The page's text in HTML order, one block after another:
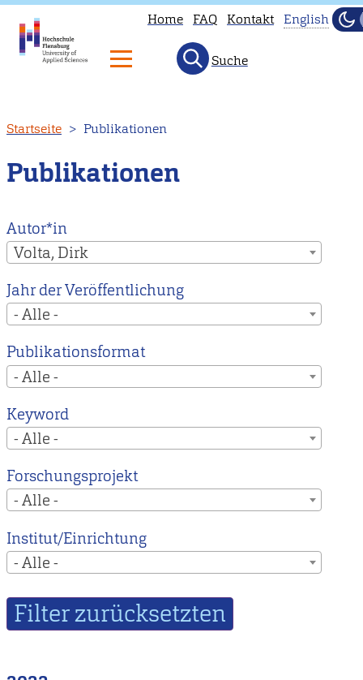
zum
Inhalt
Home FAQ Kontakt
to
our
main
instead.
English
Suche
Startseite Publikationen
Publikationen
Autor*in
Volta, Dirk
Jahr der Veröffentlichung
- Alle -
Publikationsformat
- Alle -
Keyword
- Alle -
Forschungsprojekt
- Alle -
Institut/Einrichtung
- Alle -